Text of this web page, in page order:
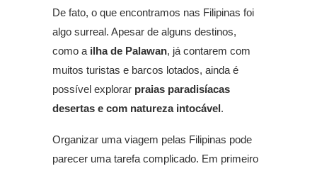
De fato, o que encontramos nas Filipinas foi
algo surreal. Apesar de alguns destinos,
como a ilha de Palawan, já contarem com
muitos turistas e barcos lotados, ainda é
possível explorar praias paradisíacas
desertas e com natureza intocável.
Organizar uma viagem pelas Filipinas pode
parecer uma tarefa complicado. Em primeiro